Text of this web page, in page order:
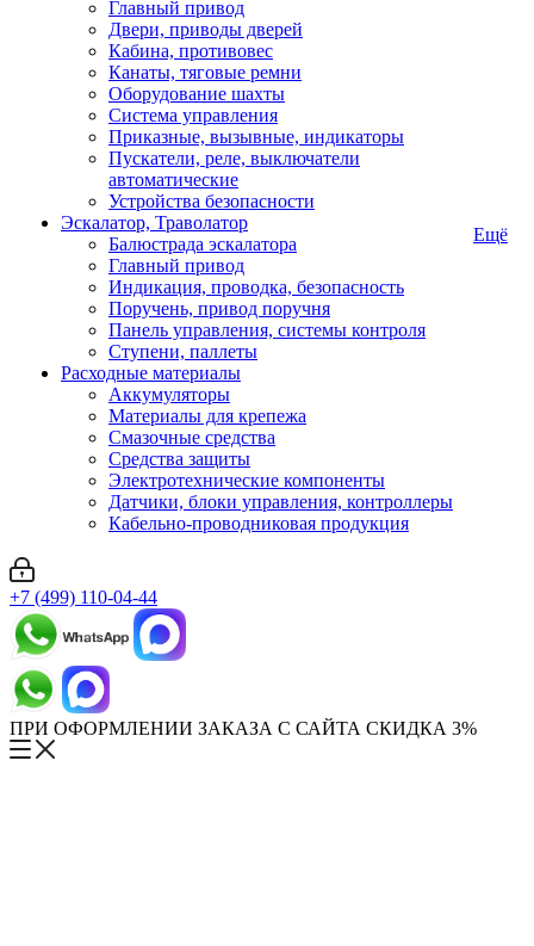
Главный привод
Двери, приводы дверей
Кабина, противовес
Канаты, тяговые ремни
Оборудование шахты
Система управления
Приказные, вызывные, индикаторы
Пускатели, реле, выключатели
автоматические
Устройства безопасности
Эскалатор, Траволатор
Балюстрада эскалатора
Главный привод
Индикация, проводка, безопасность
Поручень, привод поручня
Панель управления, системы контроля
Ступени, паллеты
Расходные материалы
Аккумуляторы
Материалы для крепежа
Смазочные средства
Средства защиты
Электротехнические компоненты
Датчики, блоки управления, контроллеры
Кабельно-проводниковая продукция
Ещё
+7 (499) 110-04-44
ПРИ ОФОРМЛЕНИИ ЗАКАЗА С САЙТА СКИДКА 3%